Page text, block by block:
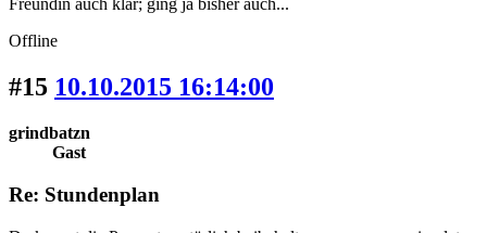
Freundin auch klar; ging ja bisher auch...
Offline
#15 10.10.2015 16:14:00
grindbatzn
Gast
Re: Stundenplan